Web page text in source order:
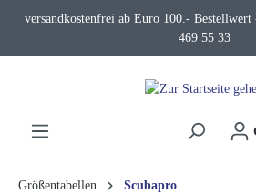
springen
versandkostenfrei ab Euro 100.-
469 55 33
Größentabellen Scubapro